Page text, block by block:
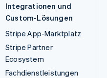
Integrationen und
Custom-Lösungen
Stripe App-Marktplatz
Stripe Partner
Ecosystem
Fachdienstleistungen